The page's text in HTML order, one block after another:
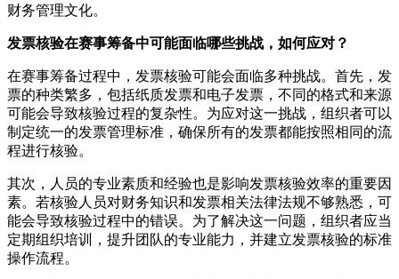
财务管理文化。
发票核验在赛事筹备中可能面临哪些挑战，如何应对？
在赛事筹备过程中，发票核验可能会面临多种挑战。首先，发
票的种类繁多，包括纸质发票和电子发票，不同的格式和来源
可能会导致核验过程的复杂性。为应对这一挑战，组织者可以
制定统一的发票管理标准，确保所有的发票都能按照相同的流
程进行核验。
其次，人员的专业素质和经验也是影响发票核验效率的重要因
素。若核验人员对财务知识和发票相关法律法规不够熟悉，可
能会导致核验过程中的错误。为了解决这一问题，组织者应当
定期组织培训，提升团队的专业能力，并建立发票核验的标准
操作流程。